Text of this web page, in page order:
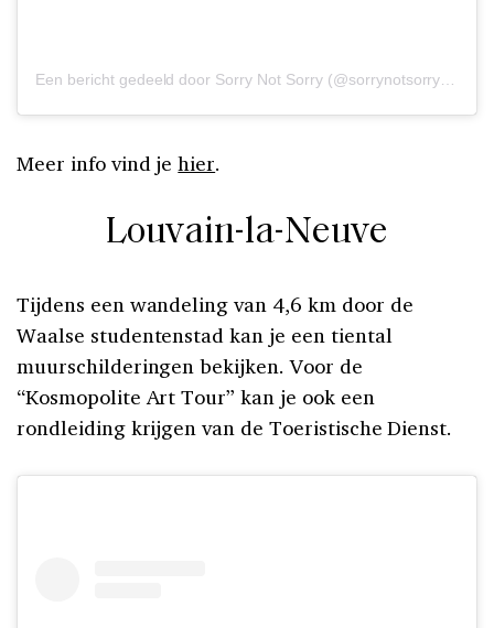
Meer info vind jehier.
Louvain-la-Neuve
Tijdens een wandeling van 4,6 km door de
Waalse studentenstad kan je een tiental
muurschilderingen bekijken. Voor de
“Kosmopolite Art Tour” kan je ook een
rondleiding krijgen van de Toeristische Dienst.